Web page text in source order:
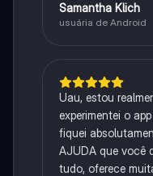
Samantha Klich
usuária de Android
Uau, estou
experimentei o
fiquei
AJUDA que você
tudo, oferece